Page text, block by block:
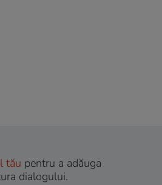
tău pentru a adăuga
dialogului.